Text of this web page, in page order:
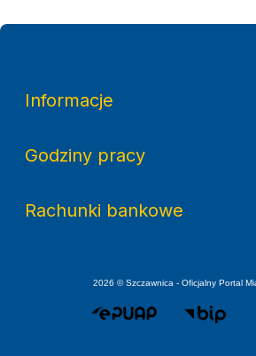
Informacje
Godziny pracy
Rachunki bankowe
2026 © Szczawnica - Oficjalny Portal